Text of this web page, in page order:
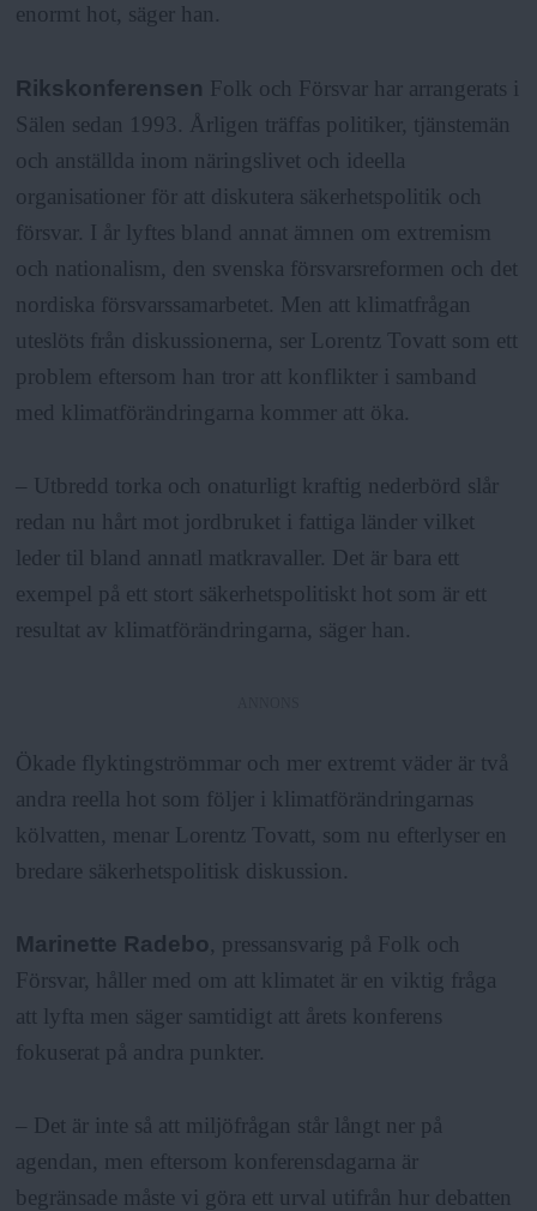
enormt hot, säger han.
Rikskonferensen Folk och Försvar har arrangerats i
Sälen sedan 1993. Årligen träffas politiker, tjänstemän
och anställda inom näringslivet och ideella
organisationer för att diskutera säkerhetspolitik och
försvar. I år lyftes bland annat ämnen om extremism
och nationalism, den svenska försvarsreformen och det
nordiska försvarssamarbetet. Men att klimatfrågan
uteslöts från diskussionerna, ser Lorentz Tovatt som ett
problem eftersom han tror att konflikter i samband
med klimatförändringarna kommer att öka.
– Utbredd torka och onaturligt kraftig nederbörd slår
redan nu hårt mot jordbruket i fattiga länder vilket
leder til bland annatl matkravaller. Det är bara ett
exempel på ett stort säkerhetspolitiskt hot som är ett
resultat av klimatförändringarna, säger han.
Ökade flyktingströmmar och mer extremt väder är två
andra reella hot som följer i klimatförändringarnas
kölvatten, menar Lorentz Tovatt, som nu efterlyser en
bredare säkerhetspolitisk diskussion.
Marinette Radebo, pressansvarig på Folk och
Försvar, håller med om att klimatet är en viktig fråga
att lyfta men säger samtidigt att årets konferens
fokuserat på andra punkter.
– Det är inte så att miljöfrågan står långt ner på
agendan, men eftersom konferensdagarna är
begränsade måste vi göra ett urval utifrån hur debatten